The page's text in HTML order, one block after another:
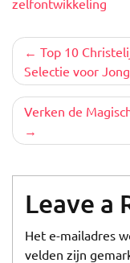
zelfontwikkeling
Top 10
Selectie voor
Verken de
Leave a
Het e-mailadres
velden zijn